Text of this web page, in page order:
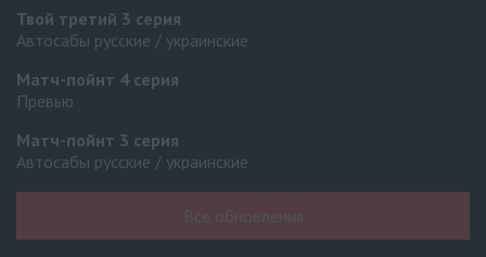
Твой третий 3 серия
Автосабы русские / украинские
Матч-пойнт 4 серия
Превью
Матч-пойнт 3 серия
Автосабы русские / украинские
Все обновления